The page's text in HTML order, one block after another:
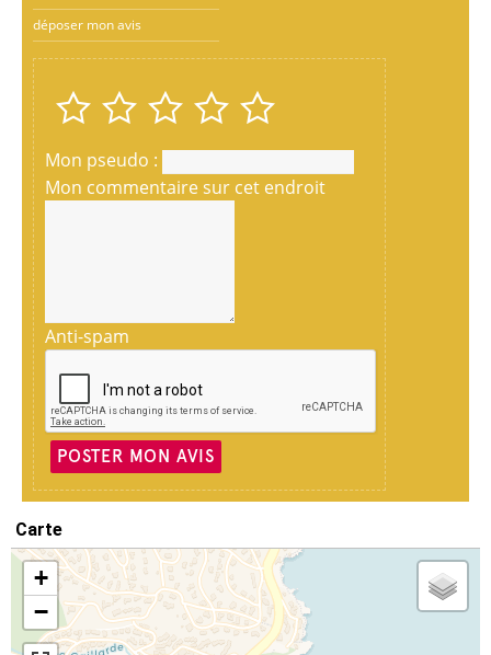
déposer mon avis
Mon pseudo :
Mon commentaire sur cet endroit
Anti-spam
POSTER MON AVIS
Carte
+
−